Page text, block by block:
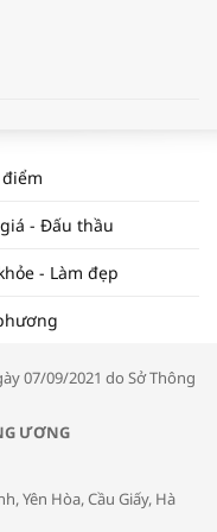
VÀ NĂM 2025 | NHỊP
#62
thương mại: Khơi
phòng tránh bệnh
thời tiết giao mùa
- Đấu thầu
- Làm đẹp
07/09/2021 do Sở Thông
ƯƠNG
Yên Hòa, Cầu Giấy, Hà